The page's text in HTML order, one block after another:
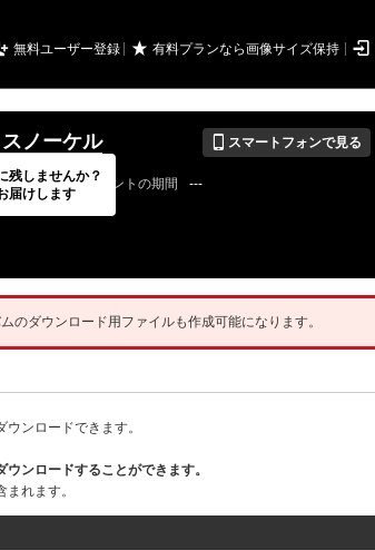
無料ユーザー登録 ★ 有料プランなら画像サイズ保持 
ノーケル 📱 スマートフォンで見る
無期限 イベントの期間
---
82 / 2000枚
のダウンロード用ファイルも作成可能になります。
ンロードできます。
ンロードすることができます。
れます。
残しませんか？
届けします